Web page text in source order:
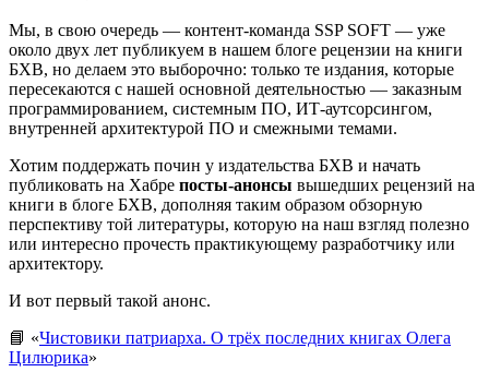
Мы, в свою очередь — контент-команда SSP SOFT — уже
около двух лет публикуем в нашем блоге рецензии на книги
БХВ, но делаем это выборочно: только те издания, которые
пересекаются с нашей основной деятельностью — заказным
программированием, системным ПО, ИТ-аутсорсингом,
внутренней архитектурой ПО и смежными темами.
Хотим поддержать почин у издательства БХВ и начать
публиковать на Хабре посты-анонсы вышедших рецензий на
книги в блоге БХВ, дополняя таким образом обзорную
перспективу той литературы, которую на наш взгляд полезно
или интересно прочесть практикующему разработчику или
архитектору.
И вот первый такой анонс.
📘 «Чистовики патриарха. О трёх последних книгах Олега
Цилюрика»